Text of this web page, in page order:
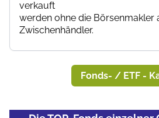
verkauft
werden ohne die Börsenmakler
Zwischenhändler.
Fonds- / ETF -